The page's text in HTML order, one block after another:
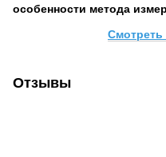
особенности метода
Отзывы